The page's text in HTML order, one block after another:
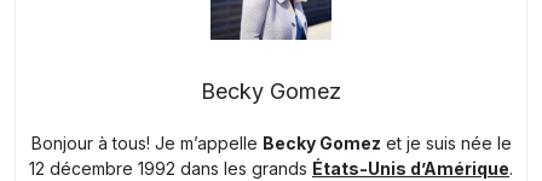
Becky Gomez
Bonjour à tous! Je m’appelle Becky Gomez et je suis née le
12 décembre 1992 dans les grands États-Unis d’Amérique.